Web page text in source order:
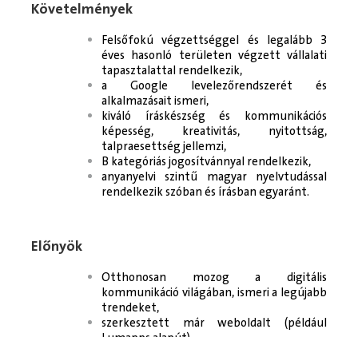
Követelmények
Felsőfokú végzettséggel és legalább 3
éves hasonló területen végzett vállalati
tapasztalattal rendelkezik,
a Google levelezőrendszerét és
alkalmazásait ismeri,
kiváló íráskészség és kommunikációs
képesség, kreativitás, nyitottság,
talpraesettség jellemzi,
B kategóriás jogosítvánnyal rendelkezik,
anyanyelvi szintű magyar nyelvtudással
rendelkezik szóban és írásban egyaránt.
Előnyök
Otthonosan mozog a digitális
kommunikáció világában, ismeri a legújabb
trendeket,
szerkesztett már weboldalt (például